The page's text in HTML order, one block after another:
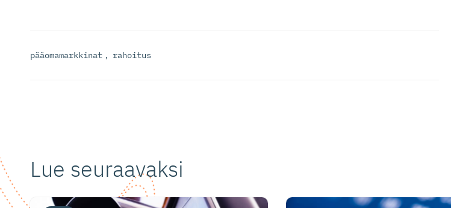
pääomamarkkinat , rahoitus
Lue seuraavaksi